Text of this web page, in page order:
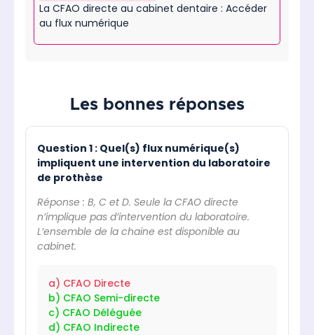
La CFAO directe au cabinet dentaire : Accéder
au flux numérique
Les bonnes réponses
Question 1 : Quel(s) flux numérique(s)
impliquent une intervention du laboratoire
de prothèse
Réponse : B, C et D. Seule la CFAO directe
n’implique pas d’intervention du laboratoire.
L’ensemble de la chaine est disponible au
cabinet.
a) CFAO Directe
b) CFAO Semi-directe
c) CFAO Déléguée
d) CFAO Indirecte